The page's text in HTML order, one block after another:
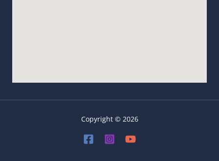
Copyright © 2026